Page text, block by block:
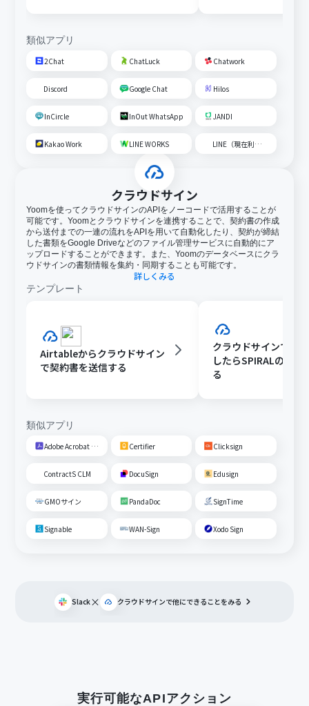
類似アプリ
2Chat ChatLuck Chatwork
Discord Google Chat Hilos
InCircle InOut WhatsApp JANDI
Kakao Work LINE WORKS LINE（現在利用不可）
クラウドサイン
Yoomを使ってクラウドサインのAPIをノーコードで活用することが
可能です。Yoomとクラウドサインを連携することで、契約書の作成
から送付までの一連の流れをAPIを用いて自動化したり、契約が締結
した書類をGoogle Driveなどのファイル管理サービスに自動的にア
ップロードすることができます。また、Yoomのデータベースにクラ
ウドサインの書類情報を集約・同期することも可能です。
詳しくみる
テンプレート
Airtableからクラウドサイン
で契約書を送信する
クラウドサインで契
したらSPIRALの情報
る
類似アプリ
Adobe Acrobat Sign Certifier Clicksign
ContractS CLM DocuSign Edusign
GMOサイン PandaDoc SignTime
Signable WAN-Sign Xodo Sign
Slack× クラウドサインで他にできることをみる
実行可能なAPIアクション